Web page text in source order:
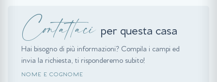
Contattaci per questa casa
Hai bisogno di più informazioni? Compila i campi ed
invia la richiesta, ti risponderemo subito!
NOME E COGNOME